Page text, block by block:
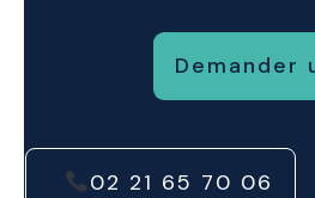
Demander
02 21 65 70 06